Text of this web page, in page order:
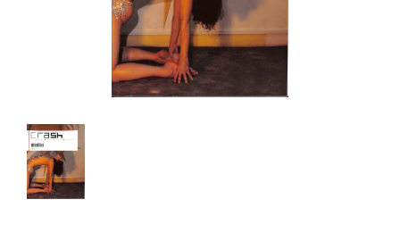
RETRACE
コンサート
動画
スカラシップ受賞者